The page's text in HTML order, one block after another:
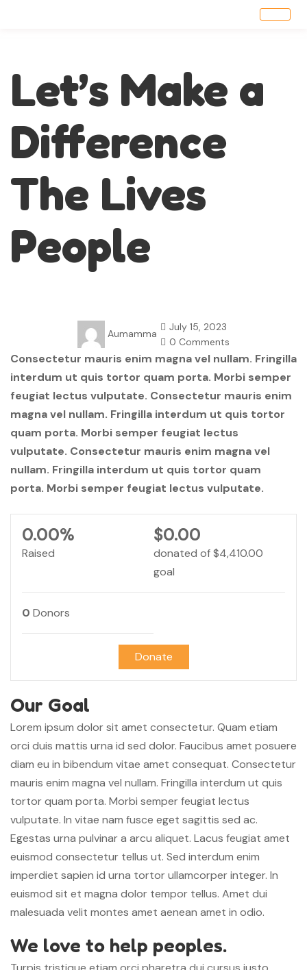
Let’s Make a
Difference
The Lives
People
Aumamma
July 15, 2023
0 Comments
Consectetur mauris enim magna vel nullam. Fringilla
interdum ut quis tortor quam porta. Morbi semper
feugiat lectus vulputate. Consectetur mauris enim
magna vel nullam. Fringilla interdum ut quis tortor
quam porta. Morbi semper feugiat lectus
vulputate. Consectetur mauris enim magna vel
nullam. Fringilla interdum ut quis tortor quam
porta. Morbi semper feugiat lectus vulputate.
0.00%
Raised
$0.00
donated of$4,410.00
goal
0 Donors
Donate
Our Goal
Lorem ipsum dolor sit amet consectetur. Quam etiam
orci duis mattis urna id sed dolor. Faucibus amet posuere
diam eu in bibendum vitae amet consequat. Consectetur
mauris enim magna vel nullam. Fringilla interdum ut quis
tortor quam porta. Morbi semper feugiat lectus
vulputate. In vitae nam fusce eget sagittis sed ac.
Egestas urna pulvinar a arcu aliquet. Lacus feugiat amet
euismod consectetur tellus ut. Sed interdum enim
imperdiet sapien id urna tortor ullamcorper integer. In
euismod sit et magna dolor tempor tellus. Amet dui
malesuada velit montes amet aenean amet in odio.
We love to help peoples.